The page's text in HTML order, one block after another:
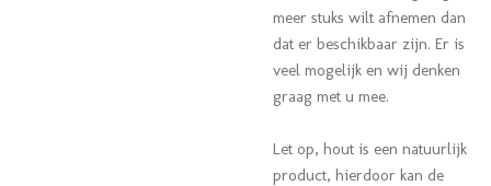
meer stuks wilt afnemen dan
dat er beschikbaar zijn. Er is
veel mogelijk en wij denken
graag met u mee.
Let op, hout is een natuurlijk
product, hierdoor kan de